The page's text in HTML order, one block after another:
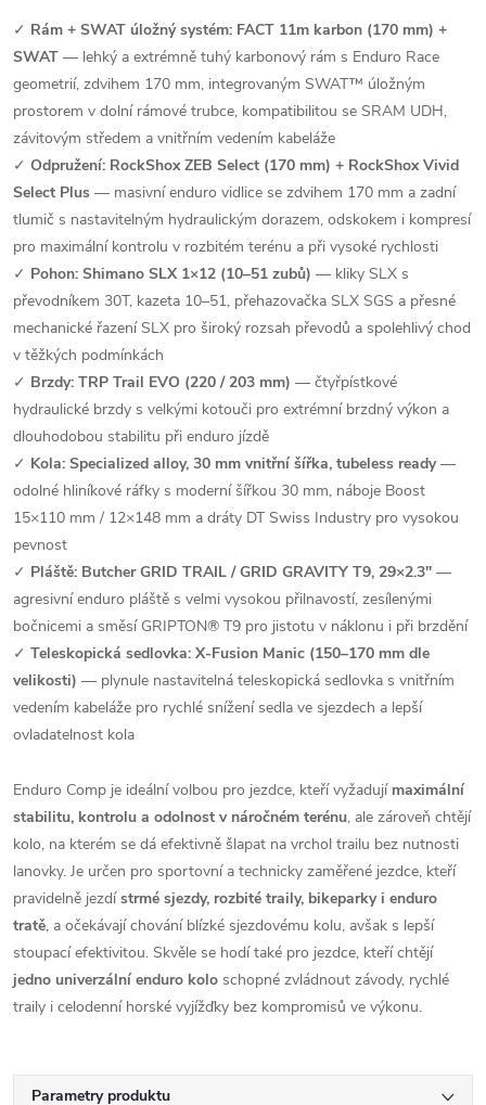
✓ Rám + SWAT úložný systém: FACT 11m karbon (170 mm) +
SWAT — lehký a extrémně tuhý karbonový rám s Enduro Race
geometrií, zdvihem 170 mm, integrovaným SWAT™ úložným
prostorem v dolní rámové trubce, kompatibilitou se SRAM UDH,
závitovým středem a vnitřním vedením kabeláže
✓ Odpružení: RockShox ZEB Select (170 mm) + RockShox Vivid
Select Plus — masivní enduro vidlice se zdvihem 170 mm a zadní
tlumič s nastavitelným hydraulickým dorazem, odskokem i kompresí
pro maximální kontrolu v rozbitém terénu a při vysoké rychlosti
✓ Pohon: Shimano SLX 1×12 (10–51 zubů) — kliky SLX s
převodníkem 30T, kazeta 10–51, přehazovačka SLX SGS a přesné
mechanické řazení SLX pro široký rozsah převodů a spolehlivý chod
v těžkých podmínkách
✓ Brzdy: TRP Trail EVO (220 / 203 mm) — čtyřpístkové
hydraulické brzdy s velkými kotouči pro extrémní brzdný výkon a
dlouhodobou stabilitu při enduro jízdě
✓ Kola: Specialized alloy, 30 mm vnitřní šířka, tubeless ready—
odolné hliníkové ráfky s moderní šířkou 30 mm, náboje Boost
15×110 mm / 12×148 mm a dráty DT Swiss Industry pro vysokou
pevnost
✓ Pláště: Butcher GRID TRAIL / GRID GRAVITY T9, 29×2.3" —
agresivní enduro pláště s velmi vysokou přilnavostí, zesílenými
bočnicemi a směsí GRIPTON® T9 pro jistotu v náklonu i při brzdění
✓ Teleskopická sedlovka: X-Fusion Manic (150–170 mm dle
velikosti) — plynule nastavitelná teleskopická sedlovka s vnitřním
vedením kabeláže pro rychlé snížení sedla ve sjezdech a lepší
ovladatelnost kola
Enduro Comp je ideální volbou pro jezdce, kteří vyžadují maximální
stabilitu, kontrolu a odolnost v náročném terénu, ale zároveň chtějí
kolo, na kterém se dá efektivně šlapat na vrchol trailu bez nutnosti
lanovky. Je určen pro sportovní a technicky zaměřené jezdce, kteří
pravidelně jezdístrmé sjezdy, rozbité traily, bikeparky i enduro
tratě, a očekávají chování blízké sjezdovému kolu, avšak s lepší
stoupací efektivitou. Skvěle se hodí také pro jezdce, kteří chtějí
jedno univerzální enduro kolo schopné zvládnout závody, rychlé
traily i celodenní horské vyjížďky bez kompromisů ve výkonu.
Parametry produktu